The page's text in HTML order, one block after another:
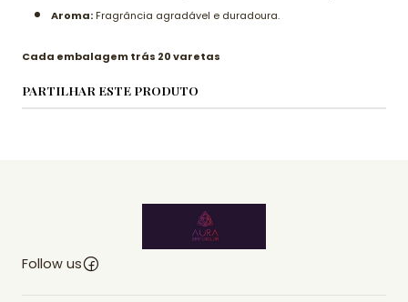
Aroma: Fragrância agradável e duradoura.
Cada embalagem trás 20 varetas
PARTILHAR ESTE PRODUTO
Follow us